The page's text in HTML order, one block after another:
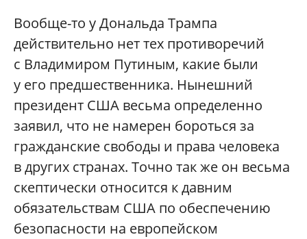
Вообще-то у Дональда Трампа
действительно нет тех противоречий
с Владимиром Путиным, какие были
у его предшественника. Нынешний
президент США весьма определенно
заявил, что не намерен бороться за
гражданские свободы и права человека
в других странах. Точно так же он весьма
скептически относится к давним
обязательствам США по обеспечению
безопасности на европейском